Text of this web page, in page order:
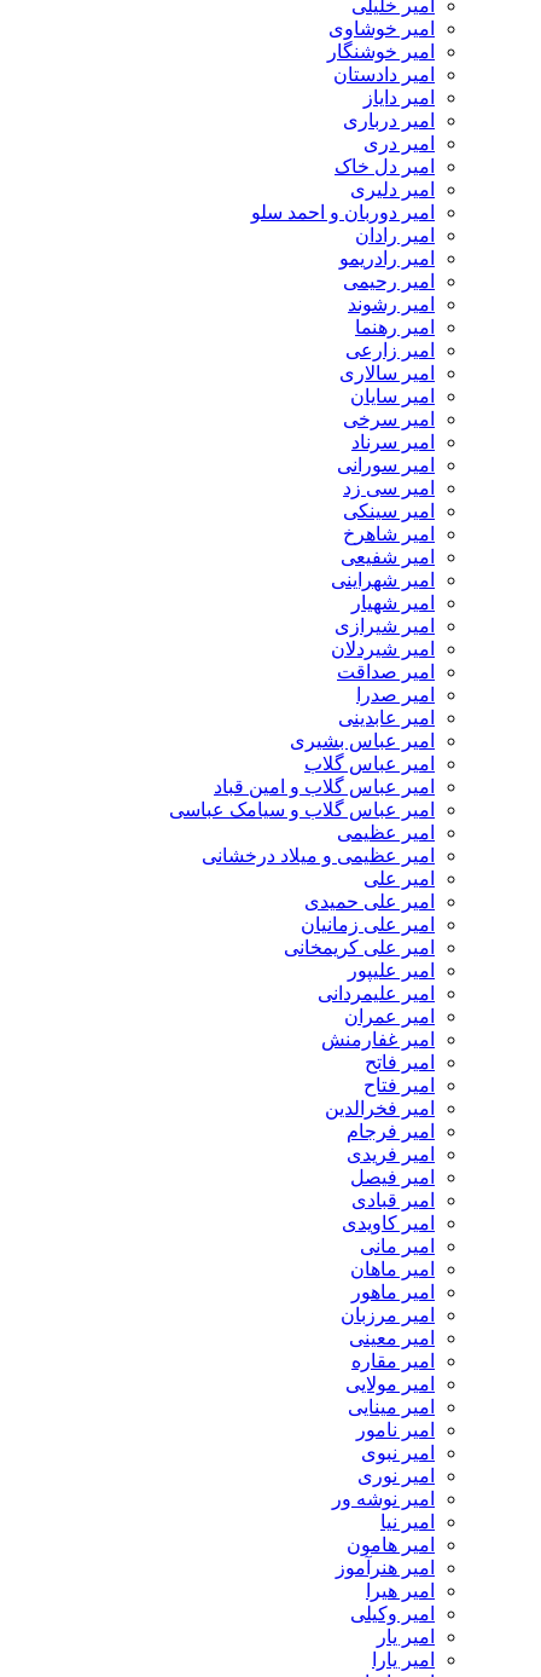
امیر خلیلی
امیر خوشاوی
امیر خوشنگار
امیر دادستان
امیر دایاز
امیر درباری
امیر دری
امیر دل خاک
امیر دلیری
امیر دوربان و احمد سلو
امیر رادان
امیر رادریمو
امیر رحیمی
امیر رشوند
امیر رهنما
امیر زارعی
امیر سالاری
امیر سایان
امیر سرخی
امیر سرناد
امیر سورانی
امیر سی زد
امیر سینکی
امیر شاهرخ
امیر شفیعی
امیر شهراینی
امیر شهیار
امیر شیرازی
امیر شیردلان
امیر صداقت
امیر صدرا
امیر عابدینی
امیر عباس بشیری
امیر عباس گلاب
امیر عباس گلاب و امین قباد
امیر عباس گلاب و سیامک عباسی
امیر عظیمی
امیر عظیمی و میلاد درخشانی
امیر علی
امیر علی حمیدی
امیر علی زمانیان
امیر علی کریمخانی
امیر علیپور
امیر علیمردانی
امیر عمران
امیر غفارمنش
امیر فاتح
امیر فتاح
امیر فخرالدین
امیر فرجام
امیر فریدی
امیر فیصل
امیر قبادی
امیر کاویدی
امیر مانی
امیر ماهان
امیر ماهور
امیر مرزبان
امیر معینی
امیر مقاره
امیر مولایی
امیر مینایی
امیر نامور
امیر نبوی
امیر نوری
امیر نوشه ور
امیر نیا
امیر هامون
امیر هنرآموز
امیر هیرا
امیر وکیلی
امیر یار
امیر یارا